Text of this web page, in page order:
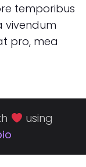
temporibus
vivendum
pro, mea
using